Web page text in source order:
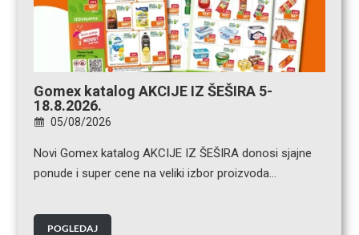
Gomex katalog AKCIJE IZ ŠEŠIRA 5-
18.8.2026.
05/08/2026
Novi Gomex katalog AKCIJE IZ ŠEŠIRA donosi sjajne
ponude i super cene na veliki izbor proizvoda…
POGLEDAJ